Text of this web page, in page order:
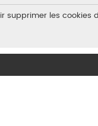
supprimer les cookies